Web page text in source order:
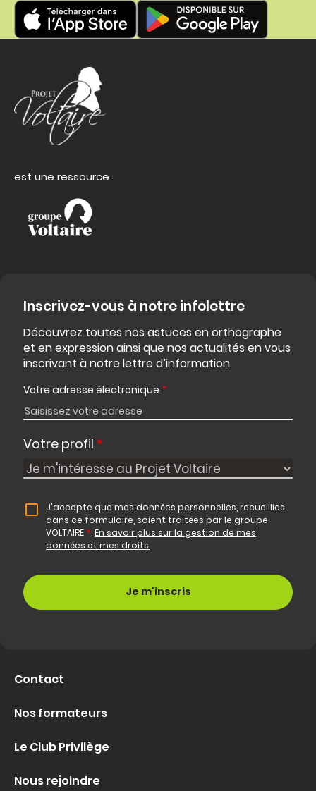
est une ressource
Inscrivez-vous à notre infolettre
Découvrez toutes nos astuces en orthographe
et en expression ainsi que nos actualités en vous
inscrivant à notre lettre d’information.
Votre adresse électronique *
Votre profil *
J'accepte que mes données personnelles, recueillies
dans ce formulaire, soient traitées par le groupe
VOLTAIRE *.En savoir plus sur la gestion de mes
données et mes droits.
Contact
Nos formateurs
Le Club Privilège
Nous rejoindre